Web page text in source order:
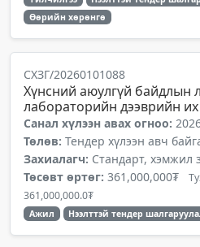
Өөрийн хөрөнгө
СХЗГ/20260101088
Хүнсний аюулгүй байдлын
лабораторийн дээврийн их
Санал хүлээн авах огноо:
Төлөв: Тендер хүлээн авч
Захиалагч: Стандарт, хэмжил
Төсөвт өртөг: 361,000,000₮
361,000,000.0₮
Ажил Нээлттэй тендер